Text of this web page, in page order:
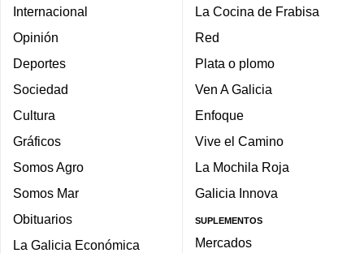
Internacional
Opinión
Deportes
Sociedad
Cultura
Gráficos
Somos Agro
Somos Mar
Obituarios
La Galicia Económica
La Cocina de Frabisa
Red
Plata o plomo
Ven A Galicia
Enfoque
Vive el Camino
La Mochila Roja
Galicia Innova
SUPLEMENTOS
Mercados